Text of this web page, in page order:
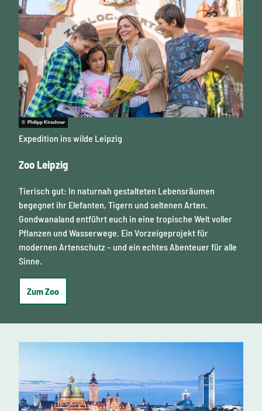
© Philipp Kirschner
Expedition ins wilde Leipzig
Zoo Leipzig
Tierisch gut: In naturnah gestalteten Lebensräumen
begegnet ihr Elefanten, Tigern und seltenen Arten.
Gondwanaland entführt euch in eine tropische Welt voller
Pflanzen und Wasserwege. Ein Vorzeigeprojekt für
modernen Artenschutz – und ein echtes Abenteuer für alle
Sinne.
Zum Zoo